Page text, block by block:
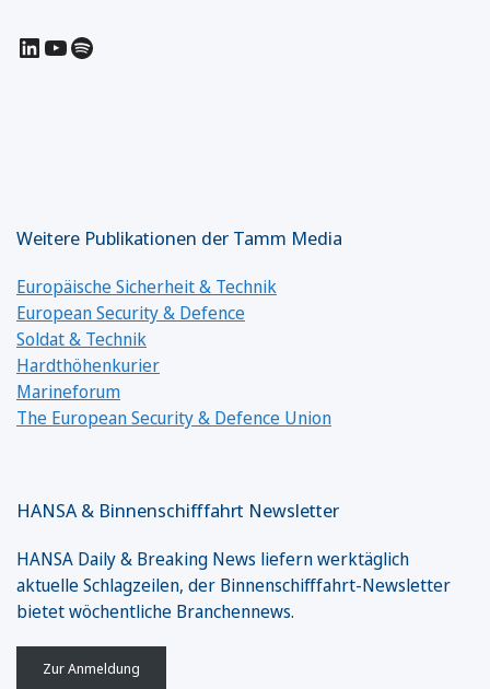
LinkedIn
YouTube
Spotify
Weitere Publikationen der Tamm Media
Europäische Sicherheit & Technik
European Security & Defence
Soldat & Technik
Hardthöhenkurier
Marineforum
The European Security & Defence Union
HANSA & Binnenschifffahrt Newsletter
HANSA Daily & Breaking News liefern werktäglich
aktuelle Schlagzeilen, der Binnenschifffahrt-Newsletter
bietet wöchentliche Branchennews.
Zur Anmeldung